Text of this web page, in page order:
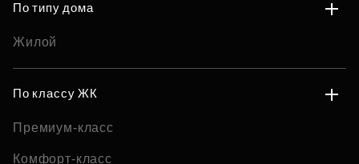
По типу дома
Жилой
По классу ЖК
Премиум-класс
Комфорт-класс